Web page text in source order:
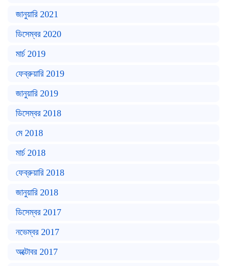
জানুয়ারি 2021
ডিসেম্বর 2020
মার্চ 2019
ফেব্রুয়ারি 2019
জানুয়ারি 2019
ডিসেম্বর 2018
মে 2018
মার্চ 2018
ফেব্রুয়ারি 2018
জানুয়ারি 2018
ডিসেম্বর 2017
নভেম্বর 2017
অক্টোবর 2017